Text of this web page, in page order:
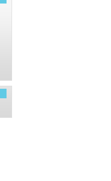
leur donner